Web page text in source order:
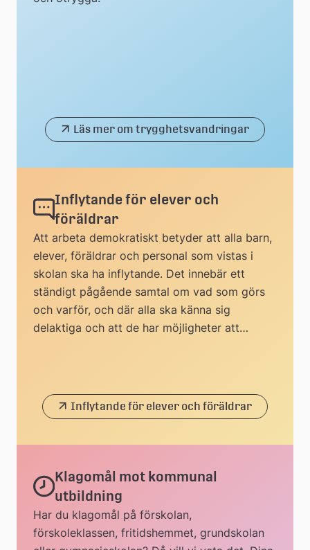
Läs mer om trygghetsvandringar
Inflytande för elever och
föräldrar
Att arbeta demokratiskt betyder att alla barn,
elever, föräldrar och personal som vistas i
skolan ska ha inflytande. Det innebär ett
ständigt pågående samtal om vad som görs
och varför, och där alla ska känna sig
delaktiga och att de har möjligheter att
Inflytande för elever och föräldrar
Klagomål mot kommunal
utbildning
Har du klagomål på förskolan,
förskoleklassen, fritidshemmet, grundskolan